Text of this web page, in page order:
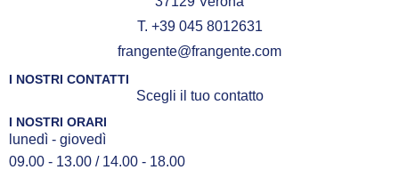
T. +39 045 8012631
frangente@frangente.com
I NOSTRI CONTATTI
Scegli il tuo contatto
I NOSTRI ORARI
lunedì - giovedì
09.00 - 13.00 / 14.00 - 18.00